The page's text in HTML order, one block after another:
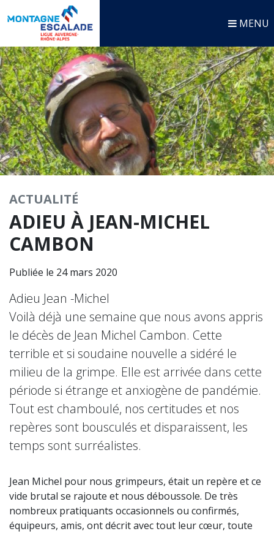
MENU
ACTUALITÉ
ADIEU À JEAN-MICHEL
CAMBON
Publiée le 24 mars 2020
Adieu Jean -Michel
Voilà déjà une semaine que nous avons appris
le décès de Jean Michel Cambon. Cette
terrible et si soudaine nouvelle a sidéré le
milieu de la grimpe. Elle est arrivée dans cette
période si étrange et anxiogène de pandémie.
Tout est chamboulé, nos certitudes et nos
repères sont bousculés et disparaissent, les
temps sont surréalistes.
Jean Michel pour nous grimpeurs, était un repère et ce
vide brutal se rajoute et nous déboussole. De très
nombreux pratiquants occasionnels ou confirmés,
équipeurs, amis, ont décrit avec tout leur cœur, toute